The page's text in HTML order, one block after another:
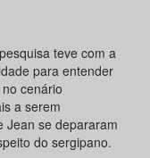
teve com a
para entender
cenário
a serem
Jean se depararam
do sergipano.